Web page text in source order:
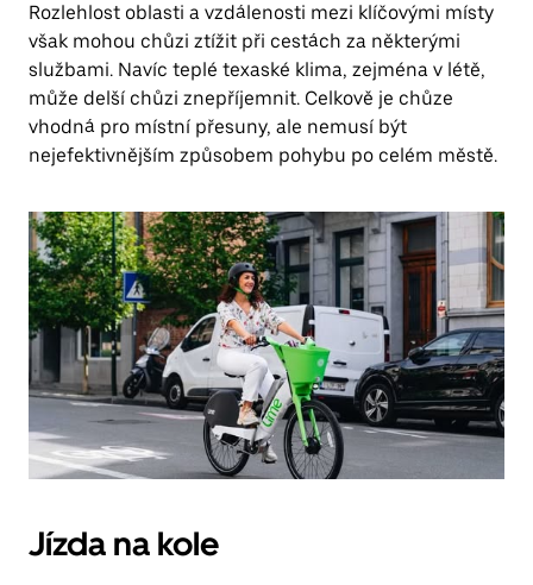
Rozlehlost oblasti a vzdálenosti mezi klíčovými místy
však mohou chůzi ztížit při cestách za některými
službami. Navíc teplé texaské klima, zejména v létě,
může delší chůzi znepříjemnit. Celkově je chůze
vhodná pro místní přesuny, ale nemusí být
nejefektivnějším způsobem pohybu po celém městě.
Jízda na kole